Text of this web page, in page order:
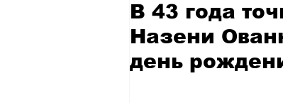
В 43 года
Назени
день